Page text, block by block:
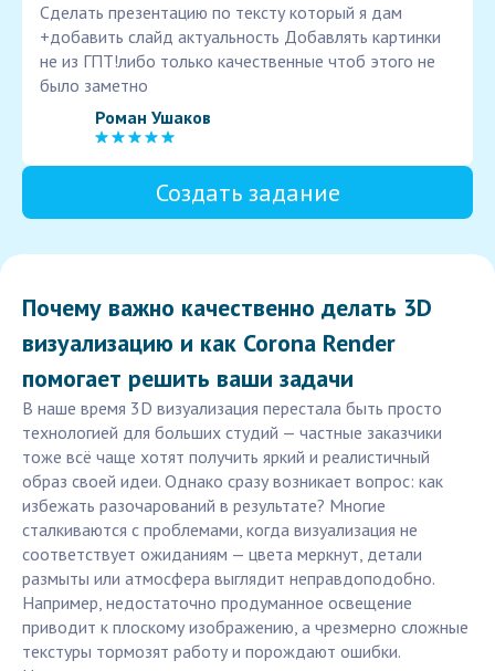
Сделать презентацию по тексту который я дам
+добавить слайд актуальность Добавлять картинки
не из ГПТ!либо только качественные чтоб этого не
было заметно
Роман Ушаков
Создать задание
Почему важно качественно делать 3D
визуализацию и как Corona Render
помогает решить ваши задачи
В наше время 3D визуализация перестала быть просто
технологией для больших студий — частные заказчики
тоже всё чаще хотят получить яркий и реалистичный
образ своей идеи. Однако сразу возникает вопрос: как
избежать разочарований в результате? Многие
сталкиваются с проблемами, когда визуализация не
соответствует ожиданиям — цвета меркнут, детали
размыты или атмосфера выглядит неправдоподобно.
Например, недостаточно продуманное освещение
приводит к плоскому изображению, а чрезмерно сложные
текстуры тормозят работу и порождают ошибки.